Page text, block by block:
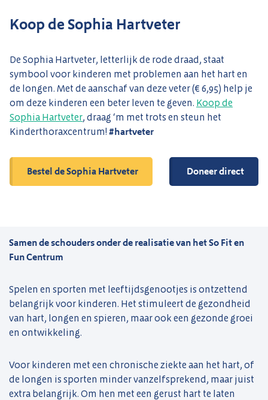
Koop de Sophia Hartveter
De Sophia Hartveter, letterlijk de rode draad, staat
symbool voor kinderen met problemen aan het hart en
de longen. Met de aanschaf van deze veter (€ 6,95) help je
om deze kinderen een beter leven te geven. Koop de
Sophia Hartveter, draag ‘m met trots en steun het
Kinderthoraxcentrum! #hartveter
Bestel de Sophia Hartveter Doneer direct
Samen de schouders onder de realisatie van het So Fit en
Fun Centrum
Spelen en sporten met leeftijdsgenootjes is ontzettend
belangrijk voor kinderen. Het stimuleert de gezondheid
van hart, longen en spieren, maar ook een gezonde groei
en ontwikkeling.
Voor kinderen met een chronische ziekte aan het hart, of
de longen is sporten minder vanzelfsprekend, maar juist
extra belangrijk. Om hen met een gerust hart te laten